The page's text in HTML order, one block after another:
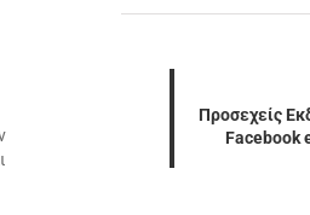
Προσεχείς
Facebook